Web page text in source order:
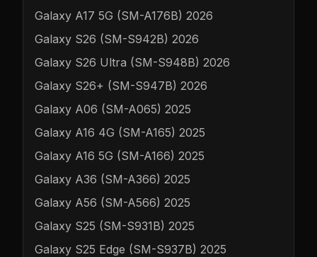
Galaxy A17 5G (SM-A176B) 2026
Galaxy S26 (SM-S942B) 2026
Galaxy S26 Ultra (SM-S948B) 2026
Galaxy S26+ (SM-S947B) 2026
Galaxy A06 (SM-A065) 2025
Galaxy A16 4G (SM-A165) 2025
Galaxy A16 5G (SM-A166) 2025
Galaxy A36 (SM-A366) 2025
Galaxy A56 (SM-A566) 2025
Galaxy S25 (SM-S931B) 2025
Galaxy S25 Edge (SM-S937B) 2025